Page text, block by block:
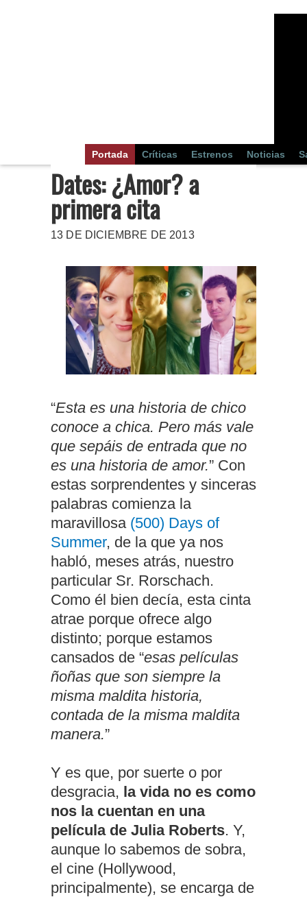
Portada Críticas Estrenos Noticias
Dates: ¿Amor? a
primera cita
13 DE DICIEMBRE DE 2013
“Esta es una historia de chico
conoce a chica. Pero más vale
que sepáis de entrada que no
es una historia de amor.” Con
estas sorprendentes y sinceras
palabras comienza la
maravillosa (500) Days of
Summer, de la que ya nos
habló, meses atrás, nuestro
particular Sr. Rorschach.
Como él bien decía, esta cinta
atrae porque ofrece algo
distinto; porque estamos
cansados de “esas películas
ñoñas que son siempre la
misma maldita historia,
contada de la misma maldita
manera.”
Y es que, por suerte o por
desgracia, la vida no es como
nos la cuentan en una
película de Julia Roberts. Y,
aunque lo sabemos de sobra,
el cine (Hollywood,
principalmente), se encarga de